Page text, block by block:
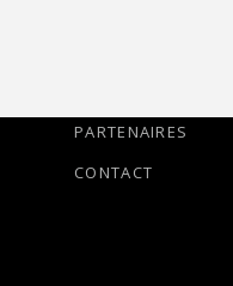
PARTENAIRES
CONTACT